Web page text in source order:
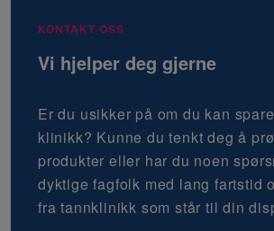
KONTAKT OSS
Vi hjelper deg gjerne
Er du usikker på om du kan
klinikk? Kunne du tenkt deg å
produkter eller har du noen
dyktige fagfolk med lang fartstid
fra tannklinikk som står til din